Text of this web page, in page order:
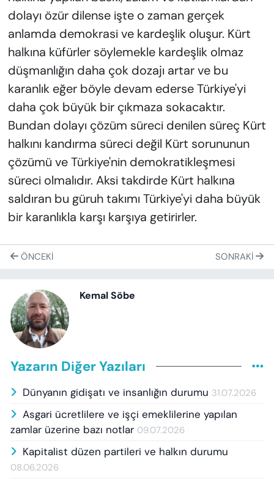
dolayı özür dilense işte o zaman gerçek
anlamda demokrasi ve kardeşlik oluşur. Kürt
halkına küfürler söylemekle kardeşlik olmaz
düşmanlığın daha çok dozajı artar ve bu
karanlık eğer böyle devam ederse Türkiye'yi
daha çok büyük bir çıkmaza sokacaktır.
Bundan dolayı çözüm süreci denilen süreç Kürt
halkını kandırma süreci değil Kürt sorununun
çözümü ve Türkiye'nin demokratikleşmesi
süreci olmalıdır. Aksi takdirde Kürt halkına
saldıran bu güruh takımı Türkiye'yi daha büyük
bir karanlıkla karşı karşıya getirirler.
ÖNCEKI SONRAKI
Kemal Söbe
Yazarın Diğer Yazıları
Dünyanın gidişatı ve insanlığın durumu 31.07.2026
Asgari ücretlilere ve işçi emeklilerine yapılan
zamlar üzerine bazı notlar 09.07.2026
Kapitalist düzen partileri ve halkın durumu
08.06.2026